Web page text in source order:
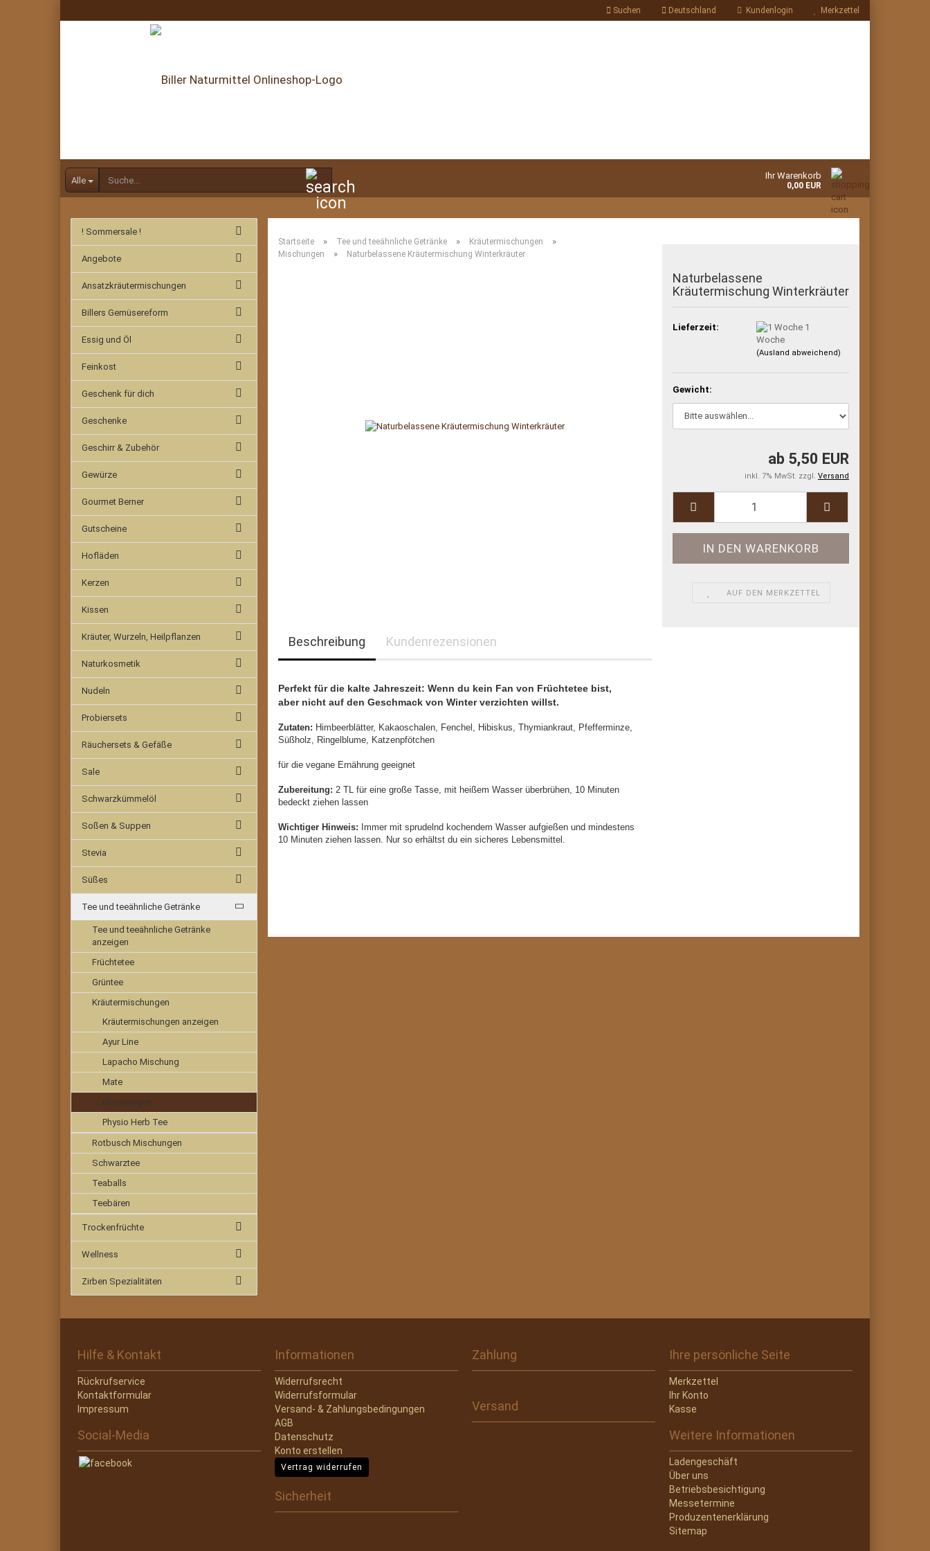
Suchen Deutschland Kundenlogin Merkzettel
Alle Ihr Warenkorb
0,00 EUR
Startseite » Tee und teeähnliche Getränke » Kräutermischungen »
Mischungen » Naturbelassene Kräutermischung Winterkräuter
Naturbelassene
Kräutermischung Winterkräuter
Lieferzeit:
1
Woche
(Ausland abweichend)
Gewicht:
ab 5,50 EUR
inkl. 7% MwSt. zzgl. Versand
AUF DEN MERKZETTEL
Beschreibung Kundenrezensionen
Perfekt für die kalte Jahreszeit: Wenn du kein Fan von Früchtetee bist,
aber nicht auf den Geschmack von Winter verzichten willst.
Zutaten: Himbeerblätter, Kakaoschalen, Fenchel, Hibiskus, Thymiankraut, Pfefferminze,
Süßholz, Ringelblume, Katzenpfötchen
für die vegane Ernährung geeignet
Zubereitung: 2 TL für eine große Tasse, mit heißem Wasser überbrühen, 10 Minuten
bedeckt ziehen lassen
Wichtiger Hinweis: Immer mit sprudelnd kochendem Wasser aufgießen und mindestens
10 Minuten ziehen lassen. Nur so erhältst du ein sicheres Lebensmittel.
! Sommersale !
Angebote
Ansatzkräutermischungen
Billers Gemüsereform
Essig und Öl
Feinkost
Geschenk für dich
Geschenke
Geschirr & Zubehör
Gewürze
Gourmet Berner
Gutscheine
Hofläden
Kerzen
Kissen
Kräuter, Wurzeln, Heilpflanzen
Naturkosmetik
Nudeln
Probiersets
Räuchersets & Gefäße
Sale
Schwarzkümmelöl
Soßen & Suppen
Stevia
Süßes
Tee und teeähnliche Getränke
Tee und teeähnliche Getränke
anzeigen
Früchtetee
Grüntee
Kräutermischungen
Kräutermischungen anzeigen
Ayur Line
Lapacho Mischung
Mate
Mischungen
Physio Herb Tee
Rotbusch Mischungen
Schwarztee
Teaballs
Teebären
Trockenfrüchte
Wellness
Zirben Spezialitäten
Hilfe & Kontakt
Rückrufservice
Kontaktformular
Impressum
Social-Media
Informationen
Widerrufsrecht
Widerrufsformular
Versand- & Zahlungsbedingungen
AGB
Datenschutz
Konto erstellen
Vertrag widerrufen
Sicherheit
Zahlung
Versand
Ihre persönliche Seite
Merkzettel
Ihr Konto
Kasse
Weitere Informationen
Ladengeschäft
Über uns
Betriebsbesichtigung
Messetermine
Produzentenerklärung
Sitemap